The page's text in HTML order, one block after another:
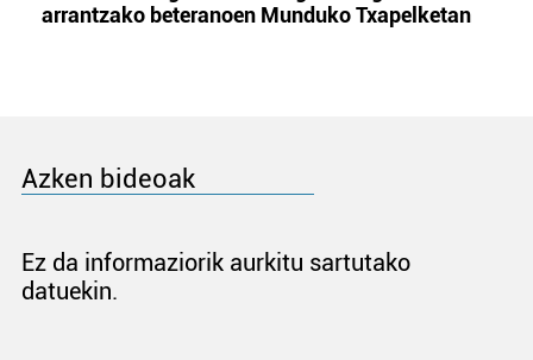
arrantzako beteranoen Munduko Txapelketan
Azken bideoak
Ez da informaziorik aurkitu sartutako
datuekin.